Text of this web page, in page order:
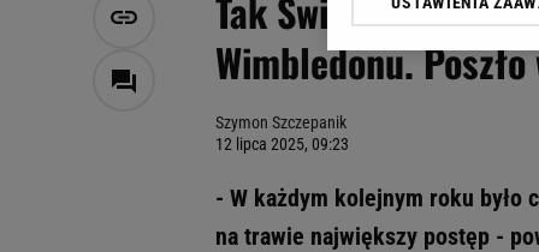
Tak Świątek mówi o
Wimbledonu.
Szymon Szczepanik
12 lipca 2025, 09:23
- W każdym kolejnym roku było
na trawie największy postęp -
Klikając „Akceptuję”
Zaufanych Partnerów i
dotyczące plików
odnośnik „Ustawienia
Użycie dokładnych
Przechowywanie
badnie odbiorców i